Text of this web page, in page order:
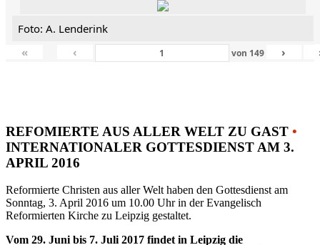
Foto: A. Lenderink
«
‹ von 149 ›
REFOMIERTE AUS ALLER WELT ZU GAST •
INTERNATIONALER GOTTESDIENST AM 3.
APRIL 2016
Reformierte Christen aus aller Welt haben den Gottesdienst am
Sonntag, 3. April 2016 um 10.00 Uhr in der Evangelisch
Reformierten Kirche zu Leipzig gestaltet.
Vom 29. Juni bis 7. Juli 2017 findet in Leipzig die